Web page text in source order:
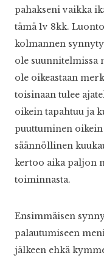
pahakseni vaikka
tämä 1v 8kk.
kolmannen
ole suunnitelmissa
ole oikeastaan
toisinaan tulee
oikein tapahtuu ja
puuttuminen
säännöllinen
kertoo aika paljon
toiminnasta.
Ensimmäisen
palautumiseen
jälkeen ehkä